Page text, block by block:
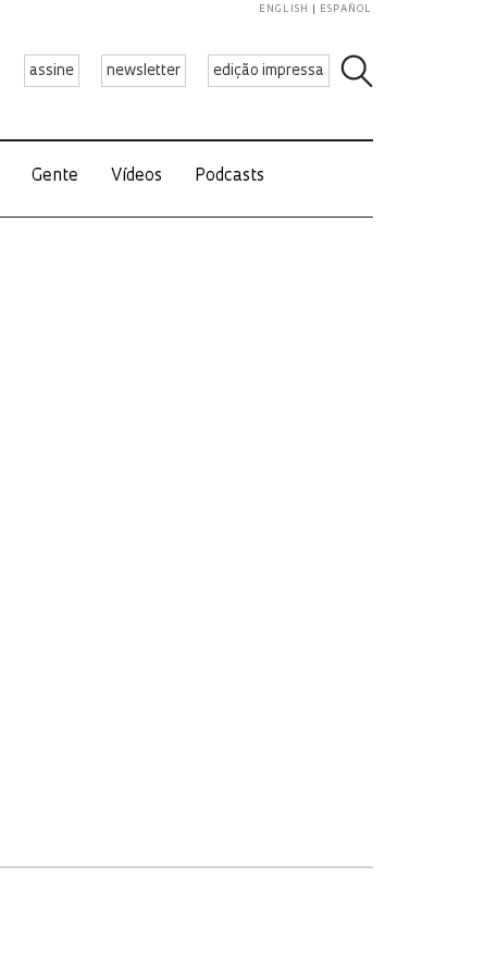
assine newsletter edição impressa
ENGLISH ESPAÑOL
Gente Vídeos Podcasts